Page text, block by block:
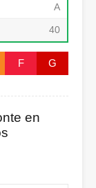
A
40
F G
en